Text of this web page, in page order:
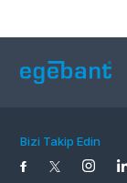
Bizi Takip Edin